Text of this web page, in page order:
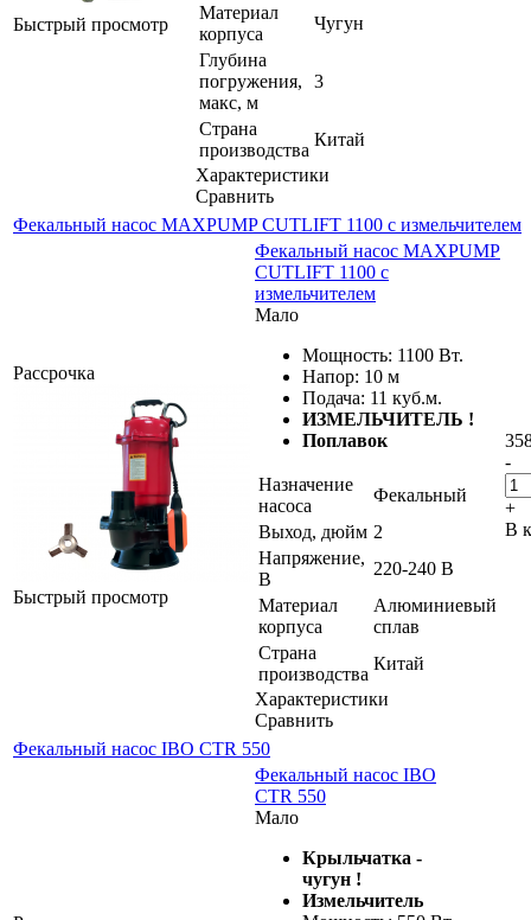
Быстрый просмотр
Материал
корпуса
Чугун
Глубина
погружения,
макс, м
3
Страна
производства
Китай
Характеристики
Сравнить
Фекальный насос MAXPUMP CUTLIFT 1100 с измельчителем
Рассрочка
Быстрый просмотр
Фекальный насос MAXPUMP
CUTLIFT 1100 с
измельчителем
Мало
Мощность: 1100 Вт.
Напор: 10 м
Подача: 11 куб.м.
ИЗМЕЛЬЧИТЕЛЬ !
Поплавок
Назначение
насоса
Фекальный
Выход, дюйм 2
Напряжение,
В
220-240 В
Материал
корпуса
Алюминиевый
сплав
Страна
производства
Китай
Характеристики
Сравнить
-
+
В
Фекальный насос IBO CTR 550
Фекальный насос IBO
CTR 550
Мало
Крыльчатка -
чугун !
Измельчитель